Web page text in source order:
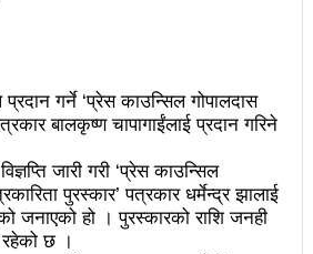
निर्वाचनः देशैभर मतदान जारी
१३ जनाको मृत्यु
सम्पन्न गर्‍यो वार्षिकोत्सव
गर्ने ‘प्रेस काउन्सिल गोपालदास
बालकृष्ण चापागाईंलाई प्रदान गरिने
जारी गरी ‘प्रेस काउन्सिल
पुरस्कार’ पत्रकार धर्मेन्द्र झालाई
जनाएको हो । पुरस्कारको राशि जनही
छ ।